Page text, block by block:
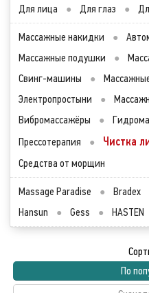
Для лица
● Для глаз ●
Массажные накидки ●
Массажные подушки
●
Свинг-машины
●
Электропростыни
●
Вибромассажёры
●
Прессотерапия
● Чистка
Средства от морщин
Massage Paradise ● Bradex
Hansun
● Gess ● HASTEN
По